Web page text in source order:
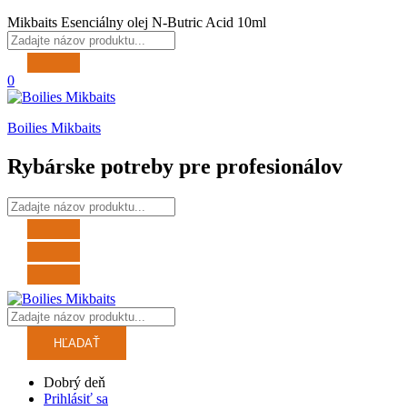
Mikbaits Esenciálny olej N-Butric Acid 10ml
0
Boilies Mikbaits
Rybárske potreby pre profesionálov
HĽADAŤ
Dobrý deň
Prihlásiť sa